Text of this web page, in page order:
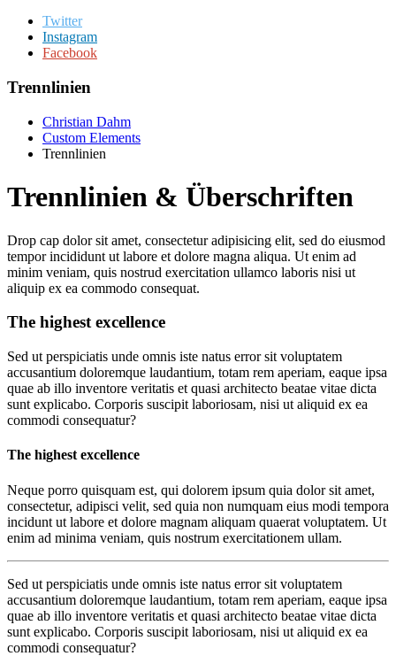
Twitter
Instagram
Facebook
Trennlinien
Christian Dahm
Custom Elements
Trennlinien
Trennlinien & Überschriften
Drop cap dolor sit amet, consectetur adipisicing elit, sed do eiusmod
tempor incididunt ut labore et dolore magna aliqua. Ut enim ad
minim veniam, quis nostrud exercitation ullamco laboris nisi ut
aliquip ex ea commodo consequat.
The highest excellence
Sed ut perspiciatis unde omnis iste natus error sit voluptatem
accusantium doloremque laudantium, totam rem aperiam, eaque ipsa
quae ab illo inventore veritatis et quasi architecto beatae vitae dicta
sunt explicabo. Corporis suscipit laboriosam, nisi ut aliquid ex ea
commodi consequatur?
The highest excellence
Neque porro quisquam est, qui dolorem ipsum quia dolor sit amet,
consectetur, adipisci velit, sed quia non numquam eius modi tempora
incidunt ut labore et dolore magnam aliquam quaerat voluptatem. Ut
enim ad minima veniam, quis nostrum exercitationem ullam.
Sed ut perspiciatis unde omnis iste natus error sit voluptatem
accusantium doloremque laudantium, totam rem aperiam, eaque ipsa
quae ab illo inventore veritatis et quasi architecto beatae vitae dicta
sunt explicabo. Corporis suscipit laboriosam, nisi ut aliquid ex ea
commodi consequatur?